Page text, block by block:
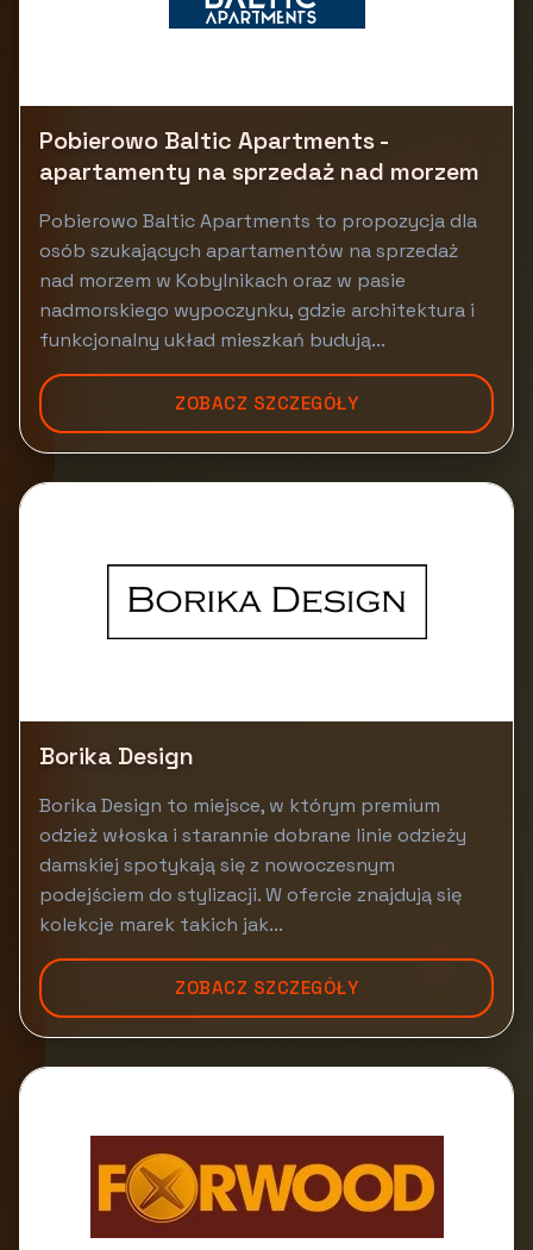
Pobierowo Baltic Apartments -
apartamenty na sprzedaż nad morzem
Pobierowo Baltic Apartments to propozycja dla
osób szukających apartamentów na sprzedaż
nad morzem w Kobylnikach oraz w pasie
nadmorskiego wypoczynku, gdzie architektura i
funkcjonalny układ mieszkań budują...
ZOBACZ SZCZEGÓŁY
Borika Design
Borika Design to miejsce, w którym premium
odzież włoska i starannie dobrane linie odzieży
damskiej spotykają się z nowoczesnym
podejściem do stylizacji. W ofercie znajdują się
kolekcje marek takich jak...
ZOBACZ SZCZEGÓŁY